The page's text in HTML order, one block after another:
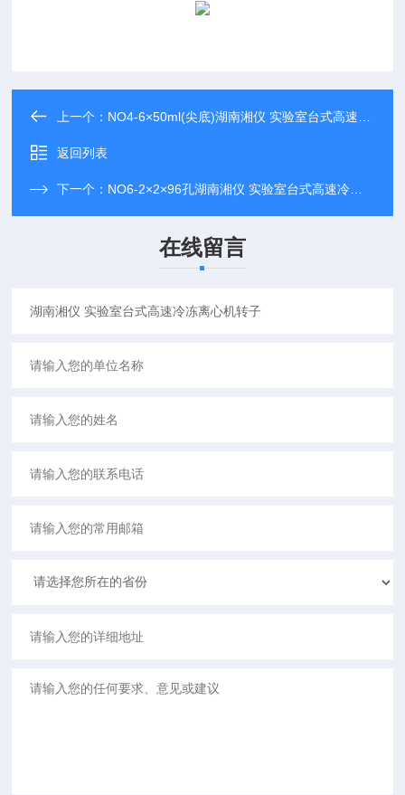
上一个： NO4-6×50ml(尖底)湖南湘仪 实验室台式高速冷冻离心机转子
返回列表
下一个： NO6-2×2×96孔湖南湘仪 实验室台式高速冷冻离心机转子
在线留言